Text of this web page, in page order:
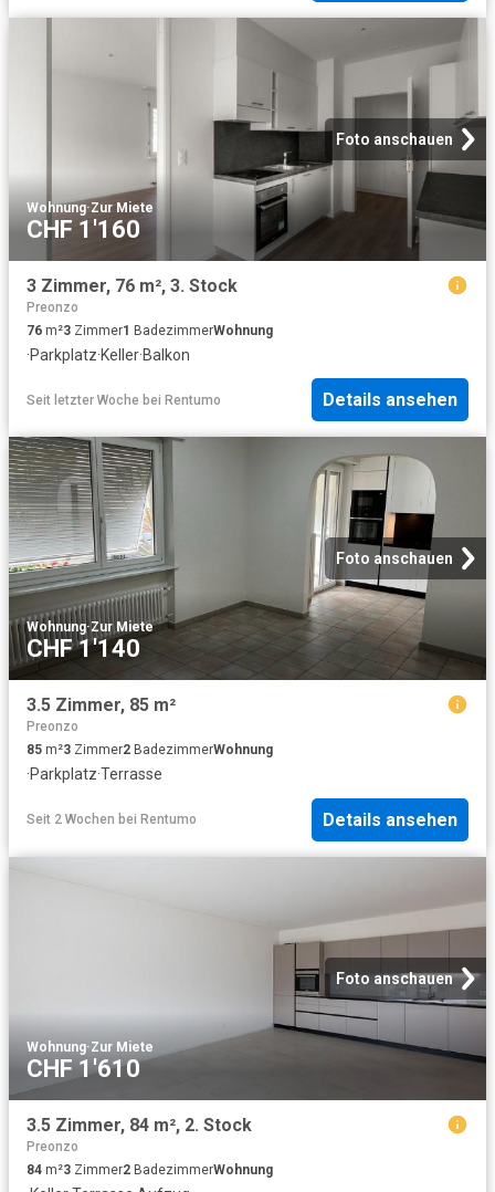
Foto anschauen
Wohnung·Zur Miete
CHF 1'160
3 Zimmer, 76 m², 3. Stock
Preonzo
76 m²3 Zimmer1 BadezimmerWohnung
·Parkplatz·Keller·Balkon
Seit letzter Woche bei Rentumo Details ansehen
Foto anschauen
Wohnung·Zur Miete
CHF 1'140
3.5 Zimmer, 85 m²
Preonzo
85 m²3 Zimmer2 BadezimmerWohnung
·Parkplatz·Terrasse
Seit 2 Wochen bei Rentumo Details ansehen
Foto anschauen
Wohnung·Zur Miete
CHF 1'610
3.5 Zimmer, 84 m², 2. Stock
Preonzo
84 m²3 Zimmer2 BadezimmerWohnung